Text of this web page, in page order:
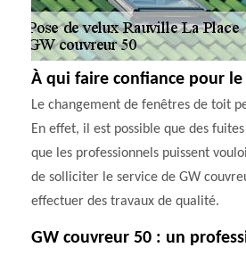
À qui faire confiance pour le
Le changement de fenêtres de toit
En effet, il est possible que des
que les professionnels puissent
de solliciter le service de GW
effectuer des travaux de qualité.
GW couvreur 50 : un